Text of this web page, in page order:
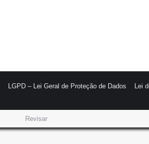
LGPD – Lei Geral de Proteção de Dados Lei
Revisar